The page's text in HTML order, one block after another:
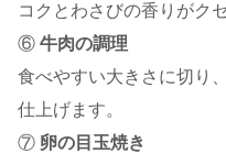
コクとわさびの香りがク
⑥ 牛肉の調理
食べやすい大きさに切り
仕上げます。
⑦ 卵の目玉焼き